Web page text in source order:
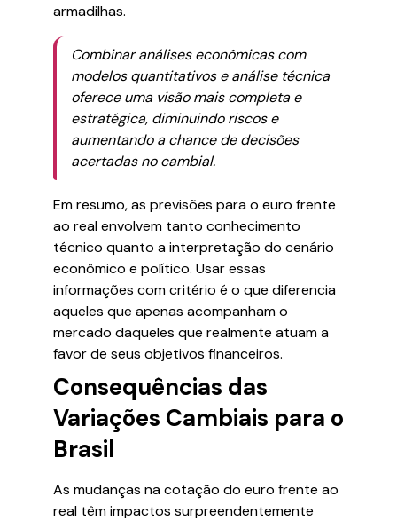
armadilhas.
Combinar análises econômicas com
modelos quantitativos e análise técnica
oferece uma visão mais completa e
estratégica, diminuindo riscos e
aumentando a chance de decisões
acertadas no cambial.
Em resumo, as previsões para o euro frente
ao real envolvem tanto conhecimento
técnico quanto a interpretação do cenário
econômico e político. Usar essas
informações com critério é o que diferencia
aqueles que apenas acompanham o
mercado daqueles que realmente atuam a
favor de seus objetivos financeiros.
Consequências das
Variações Cambiais para o
Brasil
As mudanças na cotação do euro frente ao
real têm impactos surpreendentemente